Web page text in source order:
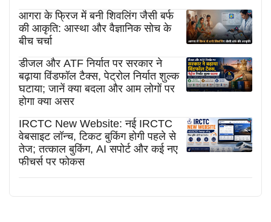
आगरा के फ्रिज में बनी शिवलिंग जैसी बर्फ
की आकृति: आस्था और वैज्ञानिक सोच के
बीच चर्चा
डीजल और ATF निर्यात पर सरकार ने
बढ़ाया विंडफॉल टैक्स, पेट्रोल निर्यात शुल्क
घटाया; जानें क्या बदला और आम लोगों पर
होगा क्या असर
IRCTC New Website: नई IRCTC
वेबसाइट लॉन्च, टिकट बुकिंग होगी पहले से
तेज; तत्काल बुकिंग, AI सपोर्ट और कई नए
फीचर्स पर फोकस